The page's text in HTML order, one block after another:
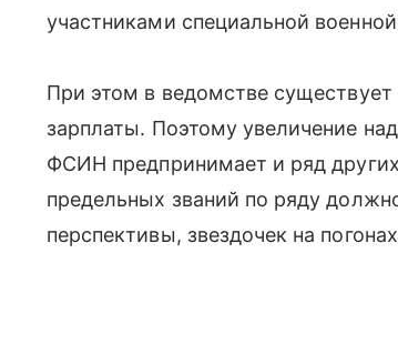
участниками специальной
При этом в ведомстве
зарплаты. Поэтому увеличение
ФСИН предпринимает и ряд
предельных званий по ряду
перспективы, звездочек на